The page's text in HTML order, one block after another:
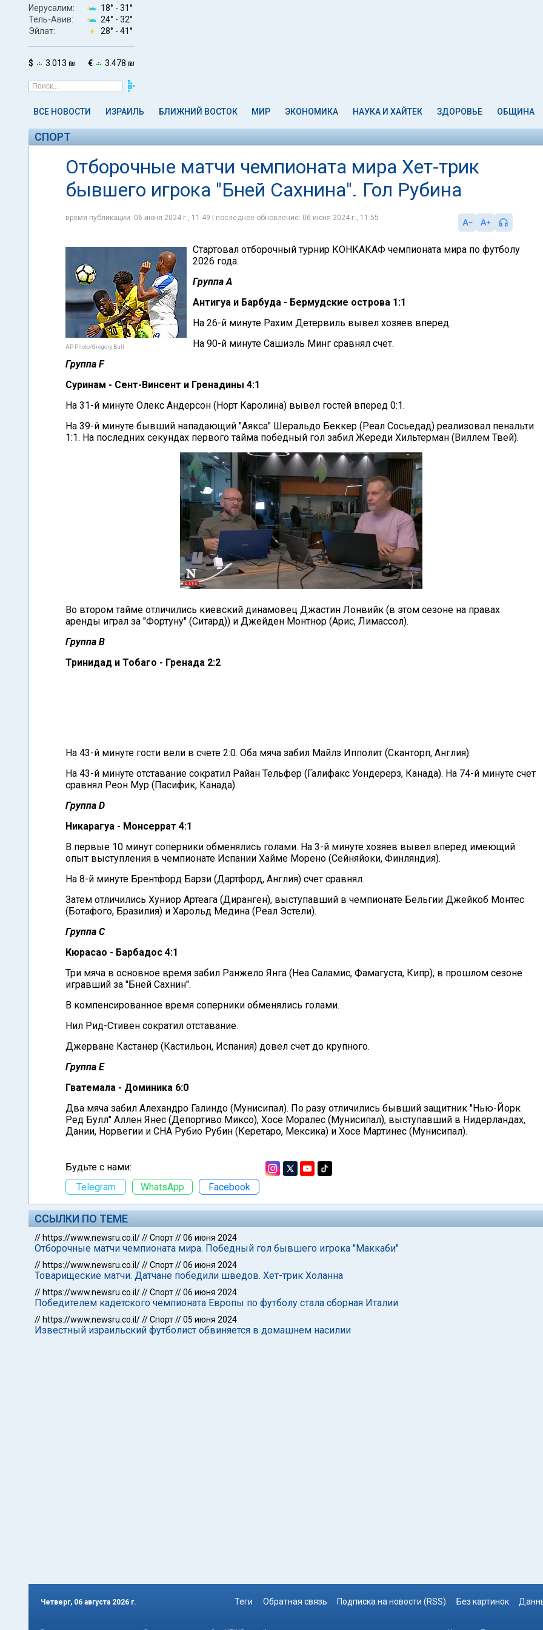
Иерусалим: 18° - 31°
Тель-Авив:
24° - 32°
Эйлат:
28° - 41°
$ 3.013 ₪ € 3.478 ₪
ВСЕ НОВОСТИ ИЗРАИЛЬ БЛИЖНИЙ ВОСТОК МИР ЭКОНОМИКА НАУКА И ХАЙТЕК ЗДОРОВЬЕ ОБЩИНА
СПОРТ
Отборочные матчи чемпионата мира Хет-трик
бывшего игрока "Бней Сахнина". Гол Рубина
время публикации: 06 июня 2024 г., 11:49 | последнее обновление: 06 июня 2024 г., 11:55
AP Photo/Gregory Bull
Стартовал отборочный турнир КОНКАКАФ чемпионата мира по футболу
2026 года.
Группа А
Антигуа и Барбуда - Бермудские острова 1:1
На 26-й минуте Рахим Детервиль вывел хозяев вперед.
На 90-й минуте Сашиэль Минг сравнял счет.
Группа F
Суринам - Сент-Винсент и Гренадины 4:1
На 31-й минуте Олекс Андерсон (Норт Каролина) вывел гостей вперед 0:1.
На 39-й минуте бывший нападающий "Аякса" Шеральдо Беккер (Реал Сосьедад) реализовал пенальти
1:1. На последних секундах первого тайма победный гол забил Жереди Хильтерман (Виллем Твей).
Во втором тайме отличились киевский динамовец Джастин Лонвийк (в этом сезоне на правах
аренды играл за "Фортуну" (Ситард)) и Джейден Монтнор (Арис, Лимассол).
Группа В
Тринидад и Тобаго - Гренада 2:2
На 43-й минуте гости вели в счете 2:0. Оба мяча забил Майлз Ипполит (Сканторп, Англия).
На 43-й минуте отставание сократил Райан Тельфер (Галифакс Уондерерз, Канада). На 74-й минуте счет
сравнял Реон Мур (Пасифик, Канада).
Группа D
Никарагуа - Монсеррат 4:1
В первые 10 минут соперники обменялись голами. На 3-й минуте хозяев вывел вперед имеющий
опыт выступления в чемпионате Испании Хайме Морено (Сейняйоки, Финляндия).
На 8-й минуте Брентфорд Барзи (Дартфорд, Англия) счет сравнял.
Затем отличились Хуниор Артеага (Диранген), выступавший в чемпионате Бельгии Джейкоб Монтес
(Ботафого, Бразилия) и Харольд Медина (Реал Эстели).
Группа С
Кюрасао - Барбадос 4:1
Три мяча в основное время забил Ранжело Янга (Неа Саламис, Фамагуста, Кипр), в прошлом сезоне
игравший за "Бней Сахнин".
В компенсированное время соперники обменялись голами.
Нил Рид-Стивен сократил отставание.
Джерване Кастанер (Кастильон, Испания) довел счет до крупного.
Группа Е
Гватемала - Доминика 6:0
Два мяча забил Алехандро Галиндо (Мунисипал). По разу отличились бывший защитник "Нью-Йорк
Ред Булл" Аллен Янес (Депортиво Миксо), Хосе Моралес (Мунисипал), выступавший в Нидерландах,
Дании, Норвегии и СНА Рубио Рубин (Керетаро, Мексика) и Хосе Мартинес (Мунисипал).
Будьте с нами:
Telegram
WhatsApp Facebook
ССЫЛКИ ПО ТЕМЕ
// https://www.newsru.co.il///Спорт//06 июня 2024
Отборочные матчи чемпионата мира. Победный гол бывшего игрока "Маккаби"
// https://www.newsru.co.il///Спорт//06 июня 2024
Товарищеские матчи. Датчане победили шведов. Хет-трик Холанна
// https://www.newsru.co.il///Спорт//06 июня 2024
Победителем кадетского чемпионата Европы по футболу стала сборная Италии
// https://www.newsru.co.il///Спорт//05 июня 2024
Известный израильский футболист обвиняется в домашнем насилии
Четверг, 06 августа 2026 г. Теги Обратная связь Подписка на новости (RSS) Без картинок